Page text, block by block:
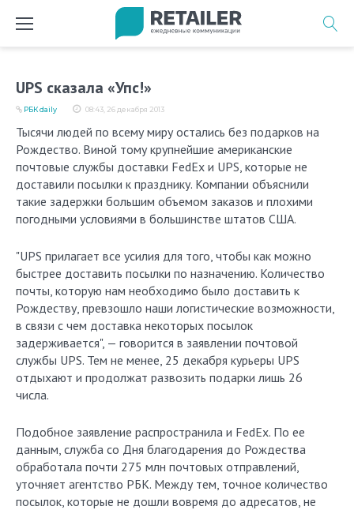
UPS сказала «Упс!»
08:43, 26 декабря 2013
РБК daily
Тысячи людей по всему миру остались без подарков на
Рождество. Виной тому крупнейшие американские
почтовые службы доставки FedEx и UPS, которые не
доставили посылки к празднику. Компании объяснили
такие задержки большим объемом заказов и плохими
погодными условиями в большинстве штатов США.
"UPS прилагает все усилия для того, чтобы как можно
быстрее доставить посылки по назначению. Количество
почты, которую нам необходимо было доставить к
Рождеству, превзошло наши логистические возможности,
в связи с чем доставка некоторых посылок
задерживается", — говорится в заявлении почтовой
службы UPS. Тем не менее, 25 декабря курьеры UPS
отдыхают и продолжат развозить подарки лишь 26
числа.
Подобное заявление распространила и FedEx. По ее
данным, служба со Дня благодарения до Рождества
обработала почти 275 млн почтовых отправлений,
уточняет агентство РБК. Между тем, точное количество
посылок, которые не дошли вовремя до адресатов, не